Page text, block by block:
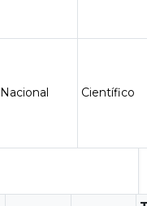
Nacional Científico